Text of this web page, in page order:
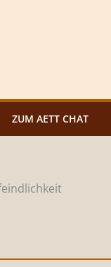
ZUM AETT CHAT